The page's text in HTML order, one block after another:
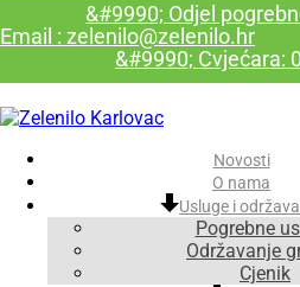
&#9990; Odjel
Email : zelenilo@zelenilo.hr
&#9990; Cvjećara:
Novosti
O nama
Usluge i
Pogrebne
Održavanje
Cjenik